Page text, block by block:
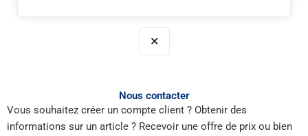
✕
Nous contacter
Vous souhaitez créer un compte client ? Obtenir des
informations sur un article ? Recevoir une offre de prix ou bien